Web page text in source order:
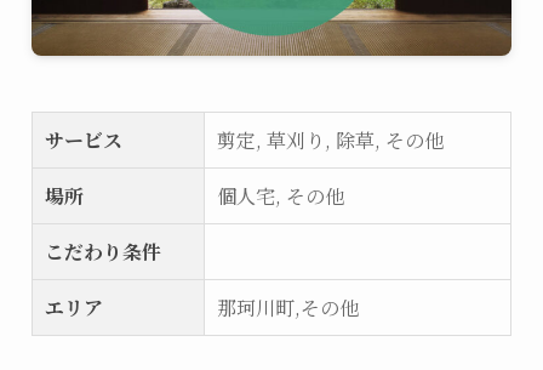
サービス
剪定, 草刈り, 除草, その他
場所
個人宅, その他
こだわり条件
エリア
那珂川町,その他